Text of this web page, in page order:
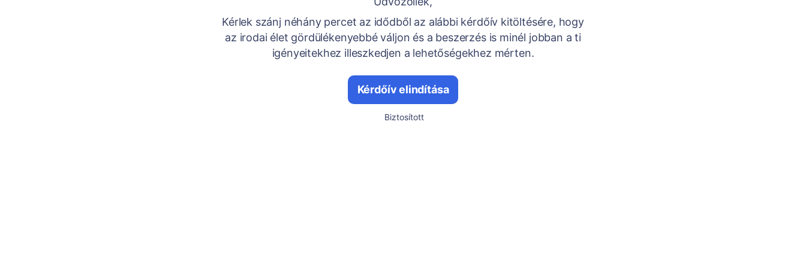
Kérlek szánj néhány percet az idődből az alábbi kérdőív kitöltésére, hogy
az irodai élet gördülékenyebbé váljon és a beszerzés is minél jobban a ti
igényeitekhez illeszkedjen a lehetőségekhez mérten.
Kérdőív elindítása
Biztosított